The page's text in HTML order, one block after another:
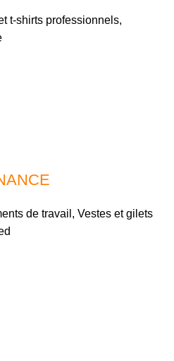
t-shirts professionnels,
de travail , Vestes et gilets